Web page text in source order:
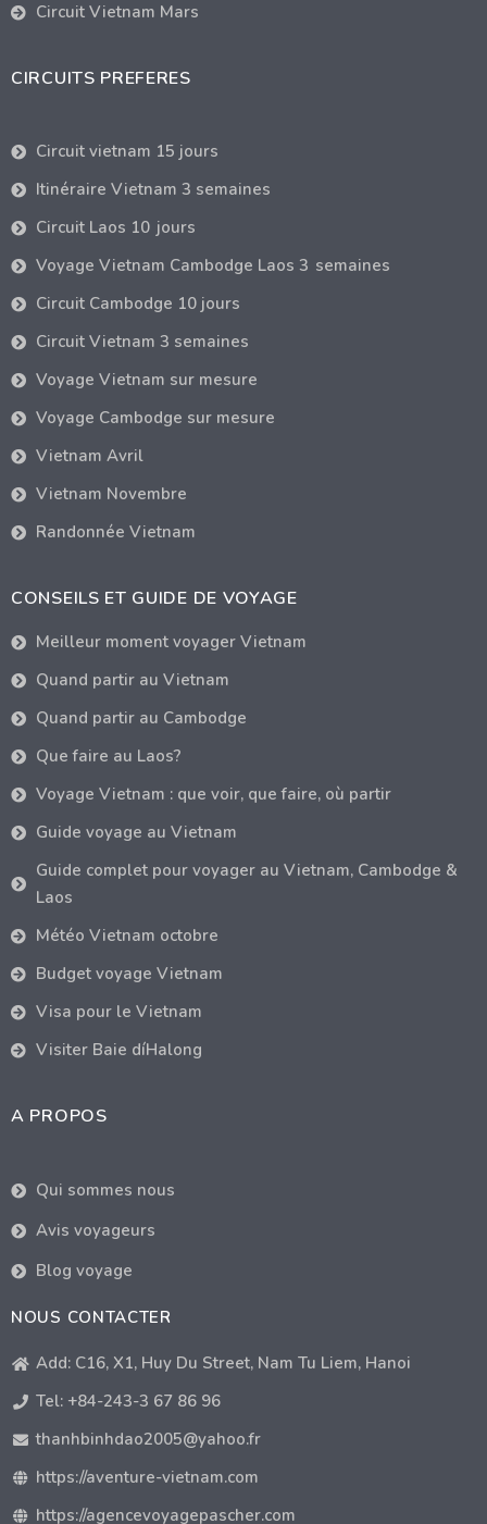
Circuit Vietnam Mars
CIRCUITS PREFERES
Circuit vietnam 15 jours
Itinéraire Vietnam 3 semaines
Circuit Laos 10 jours
Voyage Vietnam Cambodge Laos 3 semaines
Circuit Cambodge 10 jours
Circuit Vietnam 3 semaines
Voyage Vietnam sur mesure
Voyage Cambodge sur mesure
Vietnam Avril
Vietnam Novembre
Randonnée Vietnam
CONSEILS ET GUIDE DE VOYAGE
Meilleur moment voyager Vietnam
Quand partir au Vietnam
Quand partir au Cambodge
Que faire au Laos?
Voyage Vietnam : que voir, que faire, où partir
Guide voyage au Vietnam
Guide complet pour voyager au Vietnam, Cambodge &
Laos
Météo Vietnam octobre
Budget voyage Vietnam
Visa pour le Vietnam
Visiter Baie díHalong
A PROPOS
Qui sommes nous
Avis voyageurs
Blog voyage
NOUS CONTACTER
Add: C16, X1, Huy Du Street, Nam Tu Liem, Hanoi
Tel: +84-243-3 67 86 96
thanhbinhdao2005@yahoo.fr
https://aventure-vietnam.com
https://agencevoyagepascher.com